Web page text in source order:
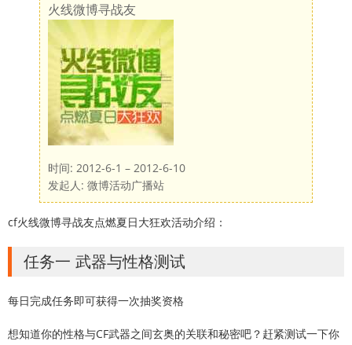
火线微博寻战友
时间: 2012-6-1 – 2012-6-10
发起人: 微博活动广播站
cf火线微博寻战友点燃夏日大狂欢活动介绍：
任务一 武器与性格测试
每日完成任务即可获得一次抽奖资格
想知道你的性格与CF武器之间玄奥的关联和秘密吧？赶紧测试一下你